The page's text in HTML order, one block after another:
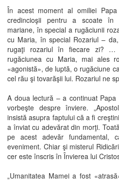
În acest moment al omiliei
credincioşii pentru a scoate în
mariane, în special a rugăciunii
cu Maria, în special Rozariul –
rugaţi rozariul în fiecare zi? …
rugăciunea cu Maria, mai ales
«agonistă», de luptă, o rugăciune
cel rău şi tovarăşii lui. Rozariul ne
A doua lectură – a continuat
vorbeşte despre înviere.
insistă asupra faptului că a fi
a înviat cu adevărat din morţi.
pe acest adevăr
eveniment. Chiar şi misterul
cer este înscris în Învierea lui
„Umanitatea Mamei a fost